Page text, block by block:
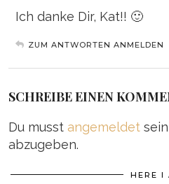
Ich danke Dir, Kat!! 🙂
ZUM ANTWORTEN ANMELDEN
SCHREIBE EINEN
Du musst angemeldet
abzugeben.
HERE I